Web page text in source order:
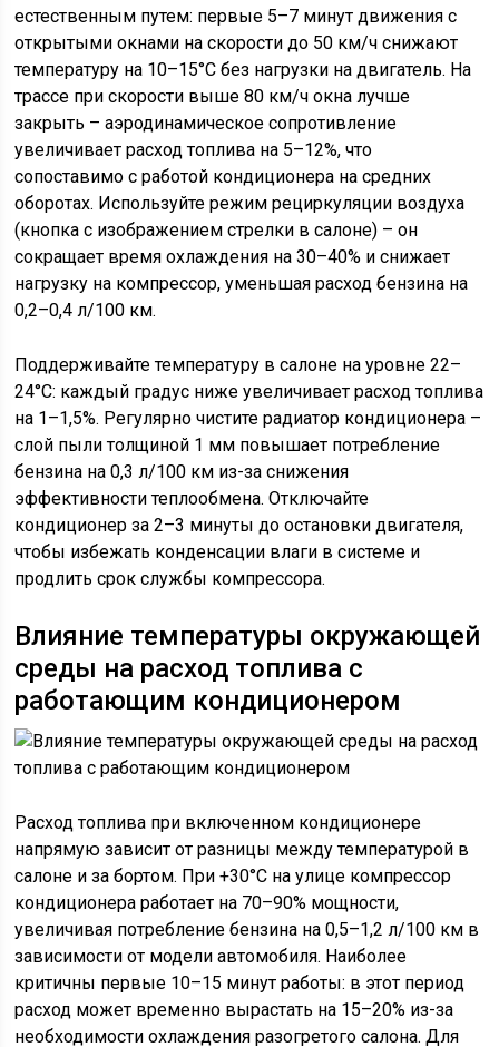
естественным путем: первые 5–7 минут движения с
открытыми окнами на скорости до 50 км/ч снижают
температуру на 10–15°C без нагрузки на двигатель. На
трассе при скорости выше 80 км/ч окна лучше
закрыть – аэродинамическое сопротивление
увеличивает расход топлива на 5–12%, что
сопоставимо с работой кондиционера на средних
оборотах. Используйте режим рециркуляции воздуха
(кнопка с изображением стрелки в салоне) – он
сокращает время охлаждения на 30–40% и снижает
нагрузку на компрессор, уменьшая расход бензина на
0,2–0,4 л/100 км.
Поддерживайте температуру в салоне на уровне 22–
24°C: каждый градус ниже увеличивает расход топлива
на 1–1,5%. Регулярно чистите радиатор кондиционера –
слой пыли толщиной 1 мм повышает потребление
бензина на 0,3 л/100 км из-за снижения
эффективности теплообмена. Отключайте
кондиционер за 2–3 минуты до остановки двигателя,
чтобы избежать конденсации влаги в системе и
продлить срок службы компрессора.
Влияние температуры окружающей
среды на расход топлива с
работающим кондиционером
Расход топлива при включенном кондиционере
напрямую зависит от разницы между температурой в
салоне и за бортом. При +30°C на улице компрессор
кондиционера работает на 70–90% мощности,
увеличивая потребление бензина на 0,5–1,2 л/100 км в
зависимости от модели автомобиля. Наиболее
критичны первые 10–15 минут работы: в этот период
расход может временно вырастать на 15–20% из-за
необходимости охлаждения разогретого салона. Для